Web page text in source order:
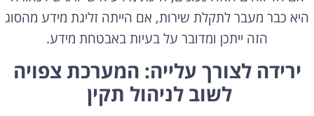
היא כבר מעבר לתקלת שירות, אם הייתה זליגת מידע מהסוג
הזה ייתכן ומדובר על בעיות באבטחת מידע.
ירידה לצורך עלייה: המערכת צפויה
לשוב לניהול תקין